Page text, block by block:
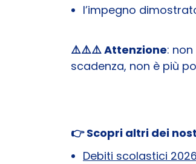
l’impegno
⚠️⚠️⚠️ Attenzione:
scadenza, non è più
👉 Scopri altri dei
Debiti scolastici